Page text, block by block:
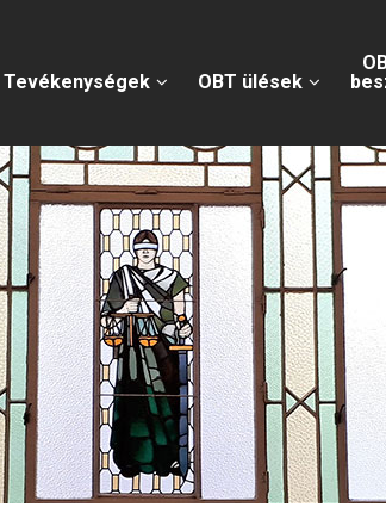
Tevékenységek OBT ülések